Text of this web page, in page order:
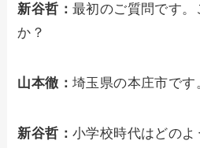
新谷哲：最初のご質問です
か？
山本徹：埼玉県の本庄市です
新谷哲：小学校時代はどのよ